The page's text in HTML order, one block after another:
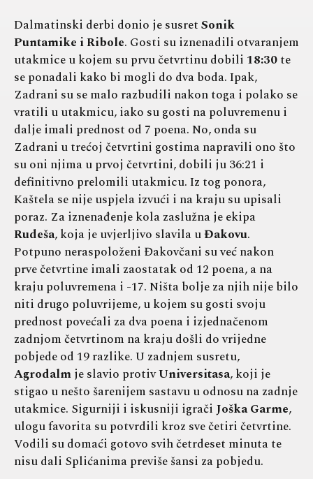
Dalmatinski derbi donio je susretSonik
Puntamike i Ribole. Gosti su iznenadili otvaranjem
utakmice u kojem su prvu četvrtinu dobili 18:30te
se ponadali kako bi mogli do dva boda. Ipak,
Zadrani su se malo razbudili nakon toga i polako se
vratili u utakmicu, iako su gosti na poluvremenu i
dalje imali prednost od 7 poena. No, onda su
Zadrani u trećoj četvrtini gostima napravili ono što
su oni njima u prvoj četvrtini, dobili ju 36:21 i
definitivno prelomili utakmicu. Iz tog ponora,
Kaštela se nije uspjela izvući i na kraju su upisali
poraz. Za iznenađenje kola zaslužna je ekipa
Rudeša, koja je uvjerljivo slavila uĐakovu.
Potpuno neraspoloženi Đakovčani su već nakon
prve četvrtine imali zaostatak od 12 poena, a na
kraju poluvremena i -17. Ništa bolje za njih nije bilo
niti drugo poluvrijeme, u kojem su gosti svoju
prednost povećali za dva poena i izjednačenom
zadnjom četvrtinom na kraju došli do vrijedne
pobjede od 19 razlike. U zadnjem susretu,
Agrodalmje slavio protivUniversitasa, koji je
stigao u nešto šarenijem sastavu u odnosu na zadnje
utakmice. Sigurniji i iskusniji igrači Joška Garme,
ulogu favorita su potvrdili kroz sve četiri četvrtine.
Vodili su domaći gotovo svih četrdeset minuta te
nisu dali Splićanima previše šansi za pobjedu.